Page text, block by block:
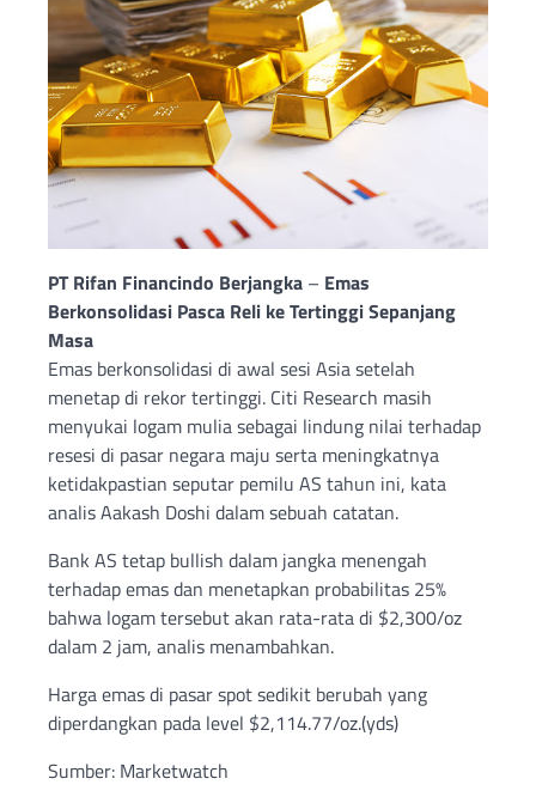
PT Rifan Financindo Berjangka – Emas
Berkonsolidasi Pasca Reli ke Tertinggi Sepanjang
Masa
Emas berkonsolidasi di awal sesi Asia setelah
menetap di rekor tertinggi. Citi Research masih
menyukai logam mulia sebagai lindung nilai terhadap
resesi di pasar negara maju serta meningkatnya
ketidakpastian seputar pemilu AS tahun ini, kata
analis Aakash Doshi dalam sebuah catatan.
Bank AS tetap bullish dalam jangka menengah
terhadap emas dan menetapkan probabilitas 25%
bahwa logam tersebut akan rata-rata di $2,300/oz
dalam 2 jam, analis menambahkan.
Harga emas di pasar spot sedikit berubah yang
diperdangkan pada level $2,114.77/oz.(yds)
Sumber: Marketwatch